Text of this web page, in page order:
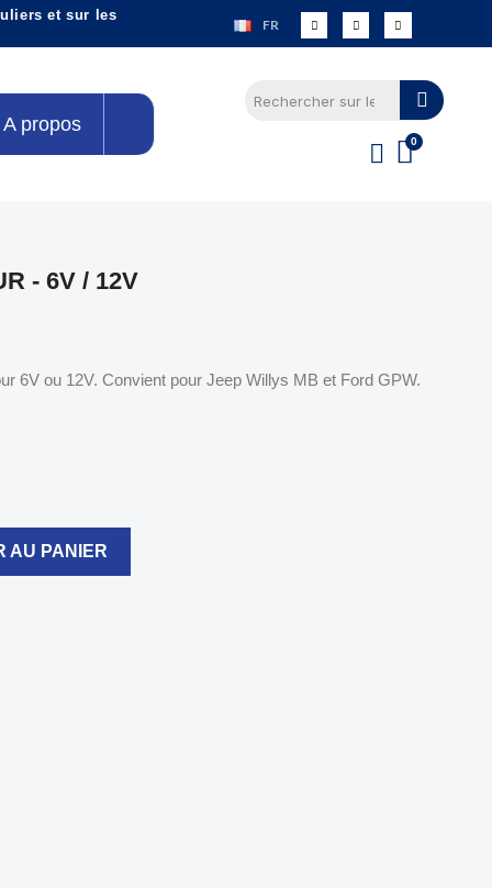
et sur les
FR
A propos
- 6V / 12V
6V ou 12V. Convient pour Jeep Willys MB et Ford GPW.
AU PANIER